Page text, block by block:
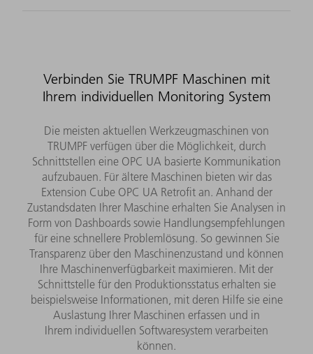
Verbinden Sie TRUMPF Maschinen mit
Ihrem individuellen Monitoring System
Die meisten aktuellen Werkzeugmaschinen von
TRUMPF verfügen über die Möglichkeit, durch
Schnittstellen eine OPC UA basierte Kommunikation
aufzubauen. Für ältere Maschinen bieten wir das
Extension Cube OPC UA Retrofit an. Anhand der
Zustandsdaten Ihrer Maschine erhalten Sie Analysen in
Form von Dashboards sowie Handlungsempfehlungen
für eine schnellere Problemlösung. So gewinnen Sie
Transparenz über den Maschinenzustand und können
Ihre Maschinenverfügbarkeit maximieren. Mit der
Schnittstelle für den Produktionsstatus erhalten sie
beispielsweise Informationen, mit deren Hilfe sie eine
Auslastung Ihrer Maschinen erfassen und in
Ihrem individuellen Softwaresystem verarbeiten
können.​